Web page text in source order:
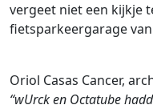
vergeet niet een kijkje
fietsparkeergarage
Oriol Casas Cancer,
“wUrck en Octatube